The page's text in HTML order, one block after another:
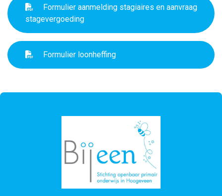
Formulier aanmelding stagiaires en aanvraag
stagevergoeding
Formulier loonheffing